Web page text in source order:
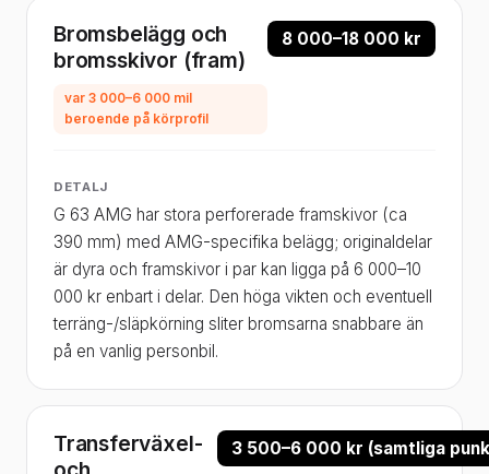
Bromsbelägg och
bromsskivor (fram)
var 3 000–6 000 mil
beroende på körprofil
8 000–18 000 kr
DETALJ
G 63 AMG har stora perforerade framskivor (ca
390 mm) med AMG-specifika belägg; originaldelar
är dyra och framskivor i par kan ligga på 6 000–10
000 kr enbart i delar. Den höga vikten och eventuell
terräng-/släpkörning sliter bromsarna snabbare än
på en vanlig personbil.
Transferväxel-
3 500–6 000 kr (samtliga